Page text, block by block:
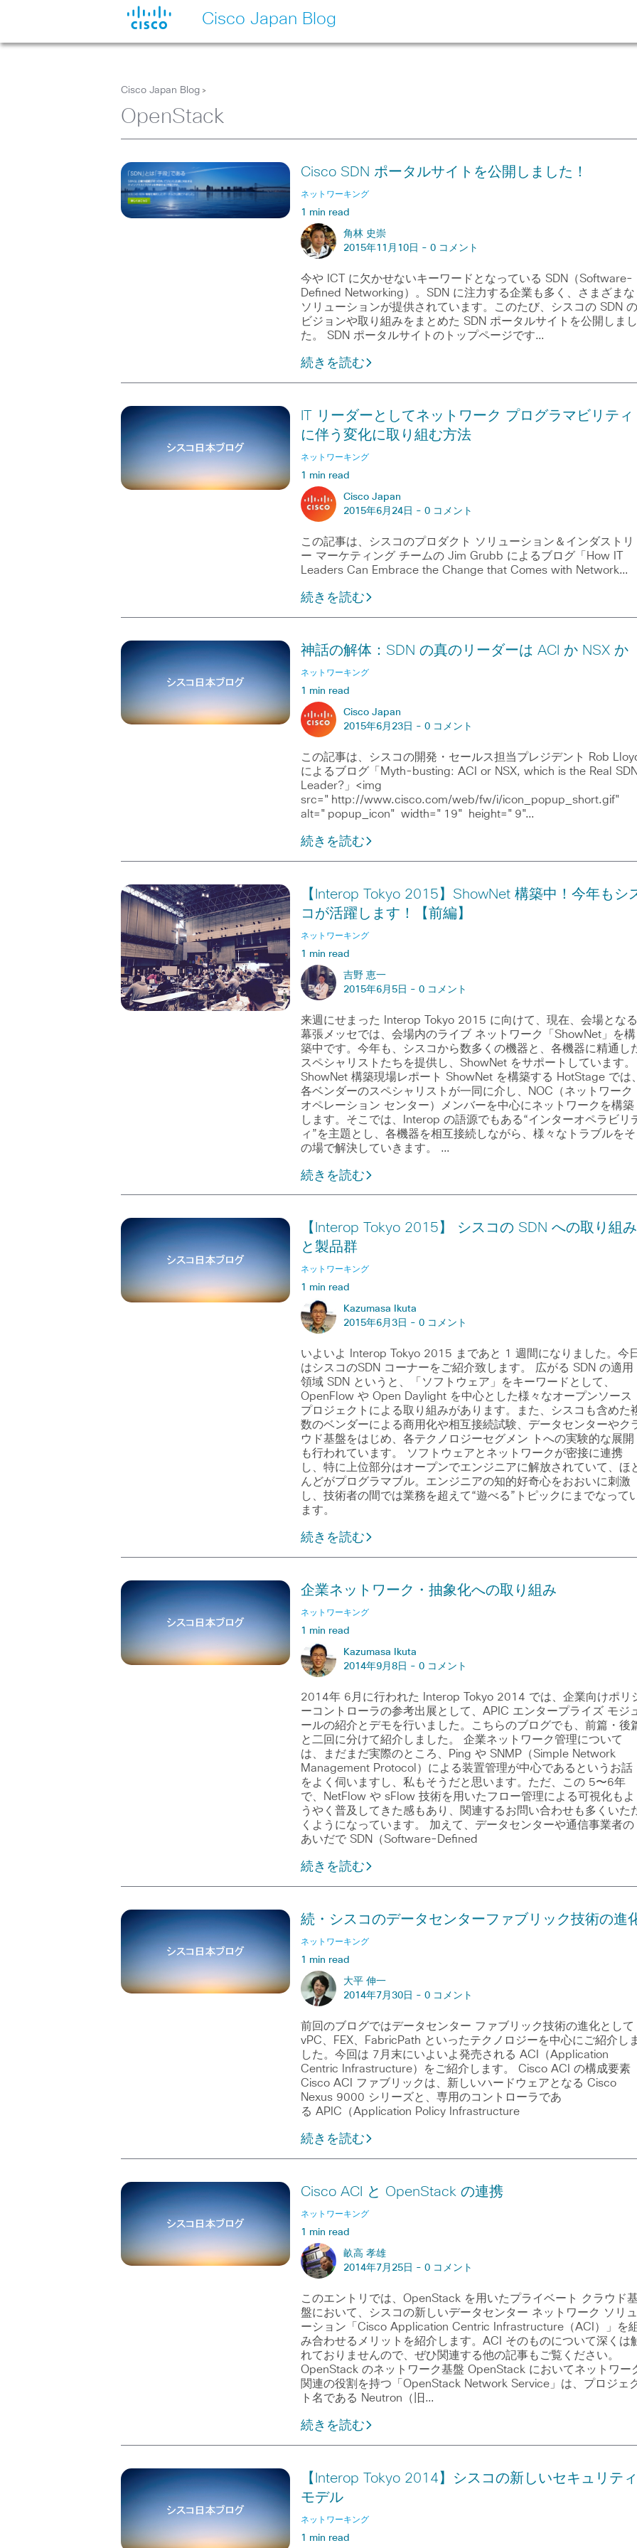
Cisco Japan Blog
Cisco Japan Blog >
OpenStack
Cisco SDN ポータルサイトを公開しました！
ネットワーキング
1 min read
角林 史崇
2015年11月10日 - 0 コメント
今や ICT に欠かせないキーワードとなっている SDN（Software-
Defined Networking）。SDN に注力する企業も多く、さまざまな
ソリューションが提供されています。このたび、シスコの SDN の
ビジョンや取り組みをまとめた SDN ポータルサイトを公開しまし
た。 SDN ポータルサイトのトップページです…
続きを読む
IT リーダーとしてネットワーク プログラマビリティ
に伴う変化に取り組む方法
ネットワーキング
1 min read
Cisco Japan
2015年6月24日 - 0 コメント
この記事は、シスコのプロダクト ソリューション＆インダストリ
ー マーケティング チームの Jim Grubb によるブログ「How IT
Leaders Can Embrace the Change that Comes with Network…
続きを読む
神話の解体：SDN の真のリーダーは ACI か NSX か
ネットワーキング
1 min read
Cisco Japan
2015年6月23日 - 0 コメント
この記事は、シスコの開発・セールス担当プレジデント Rob
によるブログ「Myth-busting: ACI or NSX, which is the Real
Leader?」<img
src="http://www.cisco.com/web/fw/i/icon_popup_short.gif"
alt="popup_icon" width="19" height="9"…
続きを読む
【Interop Tokyo 2015】ShowNet 構築中！今年もシ
コが活躍します！【前編】
ネットワーキング
1 min read
吉野 恵一
2015年6月5日 - 0 コメント
来週にせまった Interop Tokyo 2015 に向けて、現在、会場となる
幕張メッセでは、会場内のライブ ネットワーク「ShowNet」を構
築中です。今年も、シスコから数多くの機器と、各機器に精通し
スペシャリストたちを提供し、ShowNet をサポートしています。
ShowNet 構築現場レポート ShowNet を構築する HotStage では
各ベンダーのスペシャリストが一同に介し、NOC（ネットワーク
オペレーション センター）メンバーを中心にネットワークを構築
します。そこでは、Interop の語源でもある“インターオペラビリ
ィ”を主題とし、各機器を相互接続しながら、様々なトラブルをそ
の場で解決していきます。 …
続きを読む
【Interop Tokyo 2015】 シスコの SDN への取り組み
と製品群
ネットワーキング
1 min read
Kazumasa Ikuta
2015年6月3日 - 0 コメント
いよいよ Interop Tokyo 2015 まであと 1 週間になりました。今
はシスコのSDN コーナーをご紹介致します。 広がる SDN の適用
領域 SDN というと、「ソフトウェア」をキーワードとして、
OpenFlow や Open Daylight を中心とした様々なオープンソース
プロジェクトによる取り組みがあります。また、シスコも含めた
数のベンダーによる商用化や相互接続試験、データセンターやク
ウド基盤をはじめ、各テクノロジーセグメン トへの実験的な展開
も行われています。 ソフトウェアとネットワークが密接に連携
し、特に上位部分はオープンでエンジニアに解放されていて、ほ
んどがプログラマブル。エンジニアの知的好奇心をおおいに刺激
し、技術者の間では業務を超えて“遊べる”トピックにまでなって
ます。
続きを読む
企業ネットワーク・抽象化への取り組み
ネットワーキング
1 min read
Kazumasa Ikuta
2014年9月8日 - 0 コメント
2014年 6月に行われた Interop Tokyo 2014 では、企業向けポリ
ーコントローラの参考出展として、APIC エンタープライズ モジ
ールの紹介とデモを行いました。こちらのブログでも、前篇・後
と二回に分けて紹介しました。 企業ネットワーク管理について
は、まだまだ実際のところ、Ping や SNMP（Simple Network
Management Protocol）による装置管理が中心であるというお話
をよく伺いますし、私もそうだと思います。ただ、この 5〜6年
で、NetFlow や sFlow 技術を用いたフロー管理による可視化もよ
うやく普及してきた感もあり、関連するお問い合わせも多くいた
くようになっています。 加えて、データセンターや通信事業者の
あいだで SDN（Software-Defined
続きを読む
続・シスコのデータセンターファブリック技術の進
ネットワーキング
1 min read
大平 伸一
2014年7月30日 - 0 コメント
前回のブログではデータセンター ファブリック技術の進化として
vPC、FEX、FabricPath といったテクノロジーを中心にご紹介し
した。今回は 7月末にいよいよ発売される ACI（Application
Centric Infrastructure）をご紹介します。 Cisco ACI の構成要素
Cisco ACI ファブリックは、新しいハードウェアとなる Cisco
Nexus 9000 シリーズと、専用のコントローラであ
る APIC（Application Policy Infrastructure
続きを読む
Cisco ACI と OpenStack の連携
ネットワーキング
1 min read
畝高 孝雄
2014年7月25日 - 0 コメント
このエントリでは、OpenStack を用いたプライベート クラウド
盤において、シスコの新しいデータセンター ネットワーク ソリュ
ーション「Cisco Application Centric Infrastructure（ACI）」を
み合わせるメリットを紹介します。ACI そのものについて深くは
れておりませんので、ぜひ関連する他の記事もご覧ください。
OpenStack のネットワーク基盤 OpenStack においてネットワー
関連の役割を持つ「OpenStack Network Service」は、プロジェ
ト名である Neutron（旧…
続きを読む
【Interop Tokyo 2014】シスコの新しいセキュリティ
モデル
ネットワーキング
1 min read